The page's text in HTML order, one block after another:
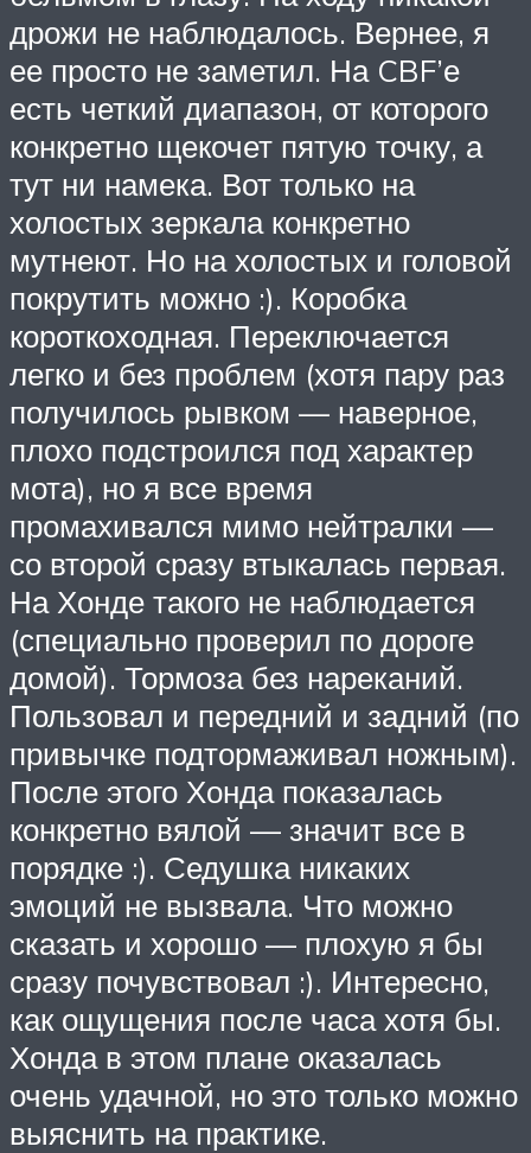
дрожи не наблюдалось. Вернее, я
ее просто не заметил. На CBF’е
есть четкий диапазон, от которого
конкретно щекочет пятую точку, а
тут ни намека. Вот только на
холостых зеркала конкретно
мутнеют. Но на холостых и головой
покрутить можно :). Коробка
короткоходная. Переключается
легко и без проблем (хотя пару раз
получилось рывком — наверное,
плохо подстроился под характер
мота), но я все время
промахивался мимо нейтралки —
со второй сразу втыкалась первая.
На Хонде такого не наблюдается
(специально проверил по дороге
домой). Тормоза без нареканий.
Пользовал и передний и задний (по
привычке подтормаживал ножным).
После этого Хонда показалась
конкретно вялой — значит все в
порядке :). Седушка никаких
эмоций не вызвала. Что можно
сказать и хорошо — плохую я бы
сразу почувствовал :). Интересно,
как ощущения после часа хотя бы.
Хонда в этом плане оказалась
очень удачной, но это только можно
выяснить на практике.